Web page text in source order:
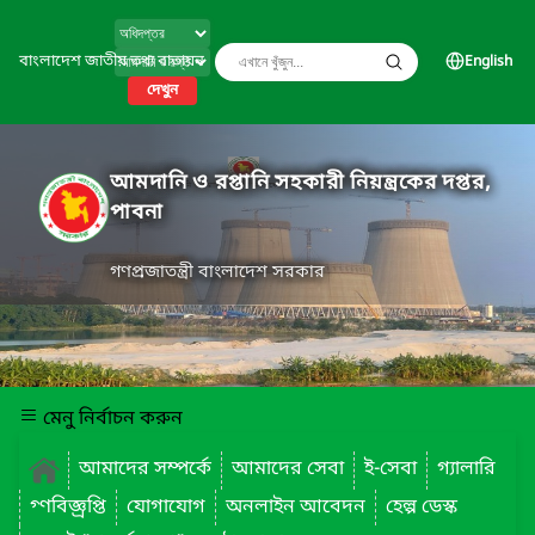
বাংলাদেশ জাতীয় তথ্য বাতায়ন
দেখুন
English
আমদানি ও রপ্তানি সহকারী নিয়ন্ত্রকের দপ্তর,
পাবনা
গণপ্রজাতন্ত্রী বাংলাদেশ সরকার
মেনু নির্বাচন করুন
আমাদের সম্পর্কে
আমাদের সেবা ই-সেবা
গ্যালারি
গ্ণবিজ্ঞ্রপ্তি
যোগাযোগ অনলাইন আবেদন
হেল্প ডেস্ক